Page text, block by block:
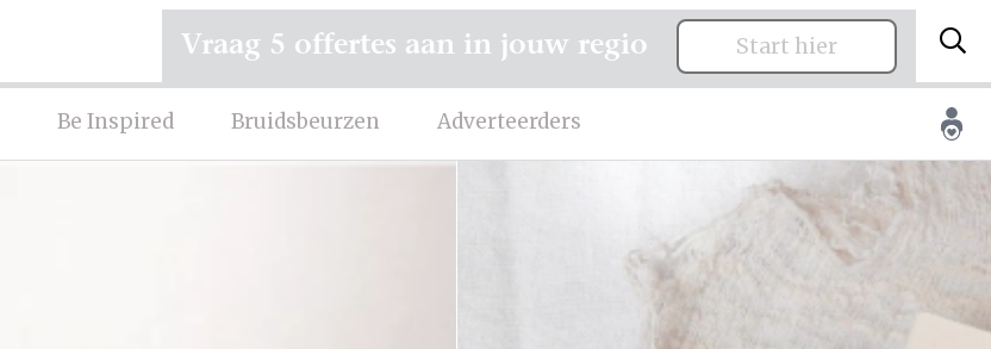
Be Inspired Bruidsbeurzen Adverteerders
Vraag 5 offertes aan in jouw regio Start hier